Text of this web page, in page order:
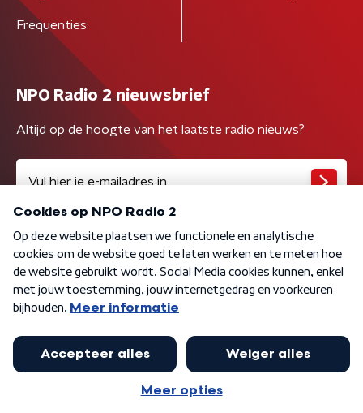
Frequenties
NPO Radio 2 nieuwsbrief
Altijd op de hoogte van het laatste radio nieuws?
Algemene voorwaarden